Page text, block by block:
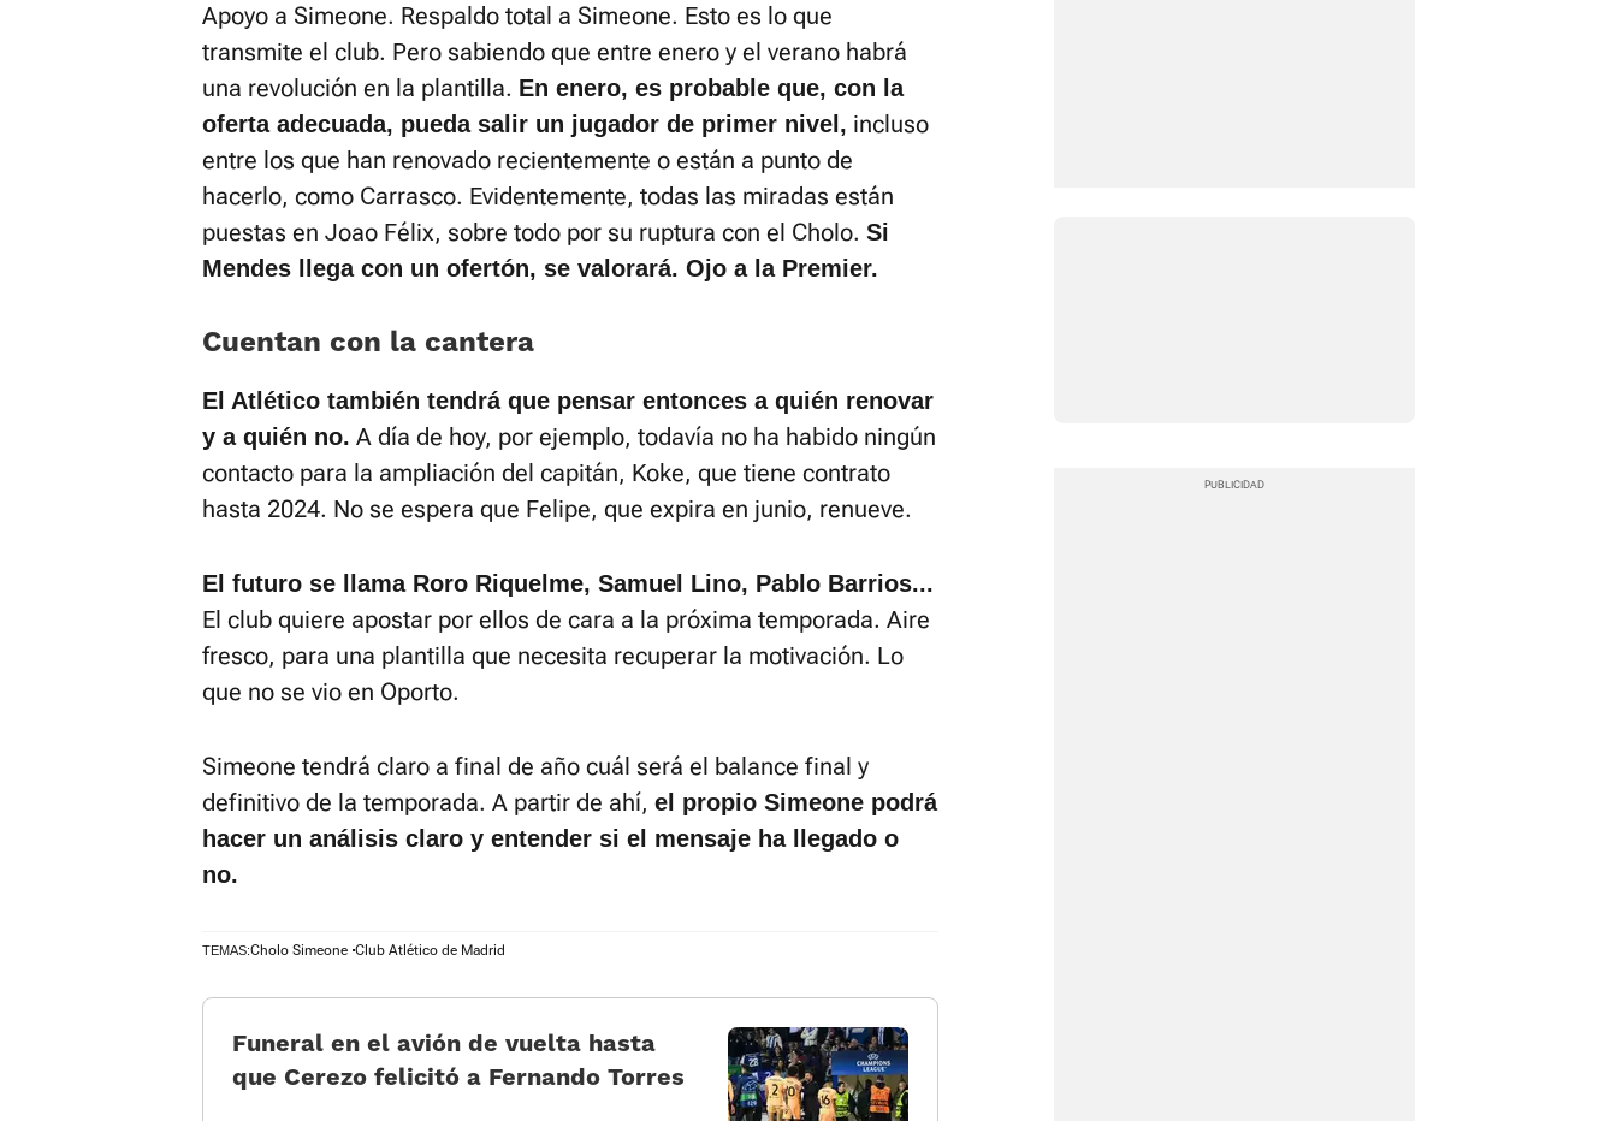
Apoyo a Simeone. Respaldo total a Simeone. Esto es lo que
transmite el club. Pero sabiendo que entre enero y el verano habrá
una revolución en la plantilla. En enero, es probable que, con la
oferta adecuada, pueda salir un jugador de primer nivel, incluso
entre los que han renovado recientemente o están a punto de
hacerlo, como Carrasco. Evidentemente, todas las miradas están
puestas en Joao Félix, sobre todo por su ruptura con el Cholo. Si
Mendes llega con un ofertón, se valorará. Ojo a la Premier.
Cuentan con la cantera
El Atlético también tendrá que pensar entonces a quién renovar
y a quién no. A día de hoy, por ejemplo, todavía no ha habido ningún
contacto para la ampliación del capitán, Koke, que tiene contrato
hasta 2024. No se espera que Felipe, que expira en junio, renueve.
El futuro se llama Roro Riquelme, Samuel Lino, Pablo Barrios...
El club quiere apostar por ellos de cara a la próxima temporada. Aire
fresco, para una plantilla que necesita recuperar la motivación. Lo
que no se vio en Oporto.
Simeone tendrá claro a final de año cuál será el balance final y
definitivo de la temporada. A partir de ahí, el propio Simeone podrá
hacer un análisis claro y entender si el mensaje ha llegado o
no.
TEMAS:Cholo Simeone Club Atlético de Madrid
Funeral en el avión de vuelta hasta
que Cerezo felicitó a Fernando Torres